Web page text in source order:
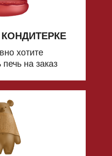
хотите
на заказ